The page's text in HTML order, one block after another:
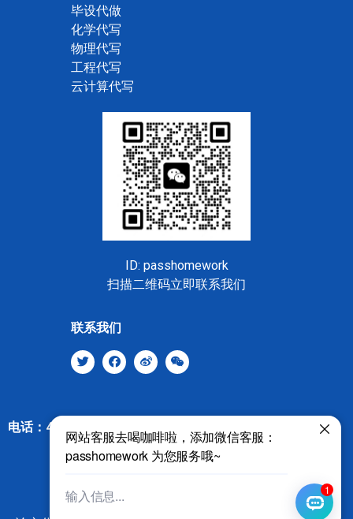
毕设代做
化学代写
物理代写
工程代写
云计算代写
ID: passhomework
扫描二维码立即联系我们
联系我们
电话：400-8535-4776 邮箱: contact@gpatongdao.com
© 2025 全A学霸™ 代写服务机构